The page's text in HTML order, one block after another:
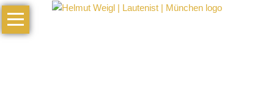
Navigation
überspringen
Home